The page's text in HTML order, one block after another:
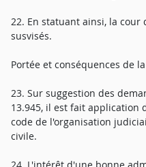
22. En statuant ainsi, la cour
susvisés.
Portée et conséquences de
23. Sur suggestion des
13.945, il est fait application
code de l'organisation
civile.